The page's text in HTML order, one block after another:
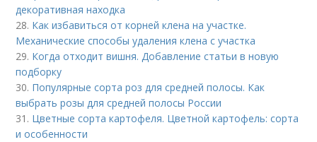
декоративная находка
28. Как избавиться от корней клена на участке.
Механические способы удаления клена с участка
29. Когда отходит вишня. Добавление статьи в новую
подборку
30. Популярные сорта роз для средней полосы. Как
выбрать розы для средней полосы России
31. Цветные сорта картофеля. Цветной картофель: сорта
и особенности